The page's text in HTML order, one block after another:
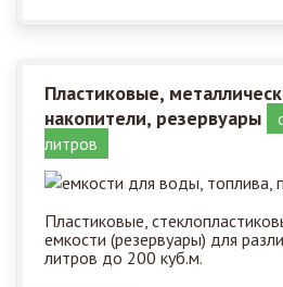
Пластиковые,
накопители, резервуары
литров
Пластиковые,
емкости (резервуары) для
литров до 200 куб.м.